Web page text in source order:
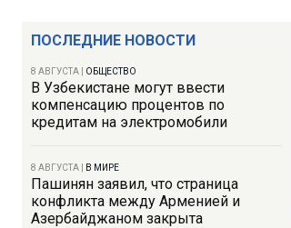
ПОСЛЕДНИЕ НОВОСТИ
8 АВГУСТА ОБЩЕСТВО
В Узбекистане могут ввести
компенсацию процентов по
кредитам на электромобили
8 АВГУСТА В МИРЕ
Пашинян заявил, что страница
конфликта между Арменией и
Азербайджаном закрыта